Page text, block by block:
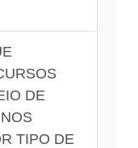
DE
TIPO DE